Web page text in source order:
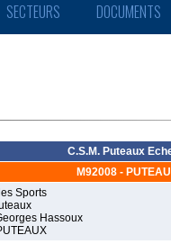
SECTEURS DOCUMENTS
C.S.M. Puteaux
M92008 -
Sports
Hassoux